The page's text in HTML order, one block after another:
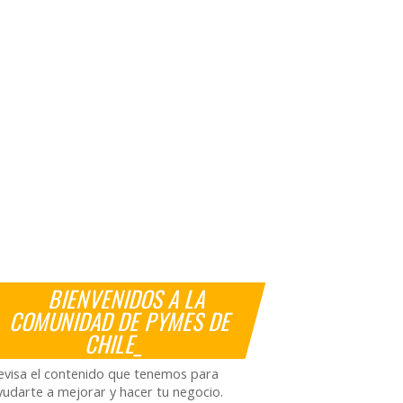
BIENVENIDOS A LA
COMUNIDAD DE PYMES DE
CHILE_
el contenido que tenemos para
a mejorar y hacer tu negocio.